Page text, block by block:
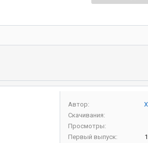
Автор
Скачивания
Просмотры
Первый выпуск